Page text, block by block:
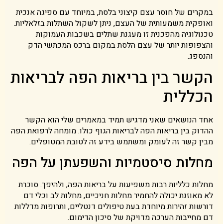
במקרים של חוסר עצם קיצוני בלסת, במיוחד עם ספיגה אנכית
ואופקית משמעותית של העצם, ניתן לשקול השתלות בזלאליות.
טכנולוגיה מהפכנית זו מעגנת שתלים בשכבות העמוקות
והצפופות יותר של עצם הלסת במקום ברכס המכתשי הדק
והנספג.
הקשר בין בריאות הפה לבריאות
הכללית
אחד הנושאים שאני מדגיש תמיד במאמרים שלי הוא הקשר
ההדוק בין בריאות הפה לבריאות הגוף כולו. מומחה לרפואת הפה
מבין קשר זה לעומק ומשתמש בידע זה לטובת המטופלים.
מחלות סיסטמיות והשפעתן על הפה
מחלות כלליות רבות משפיעות על בריאות הפה, ולהיפך. סוכרת
לא מאוזנת יכולה להחמיר מחלות חניכיים, מחלות לב וכלי דם
דורשות זהירות מיוחדת בעת טיפולים דנטליים, ותרופות מדללות
דם מחייבות הערכה מדויקת של סיכון הדימום.